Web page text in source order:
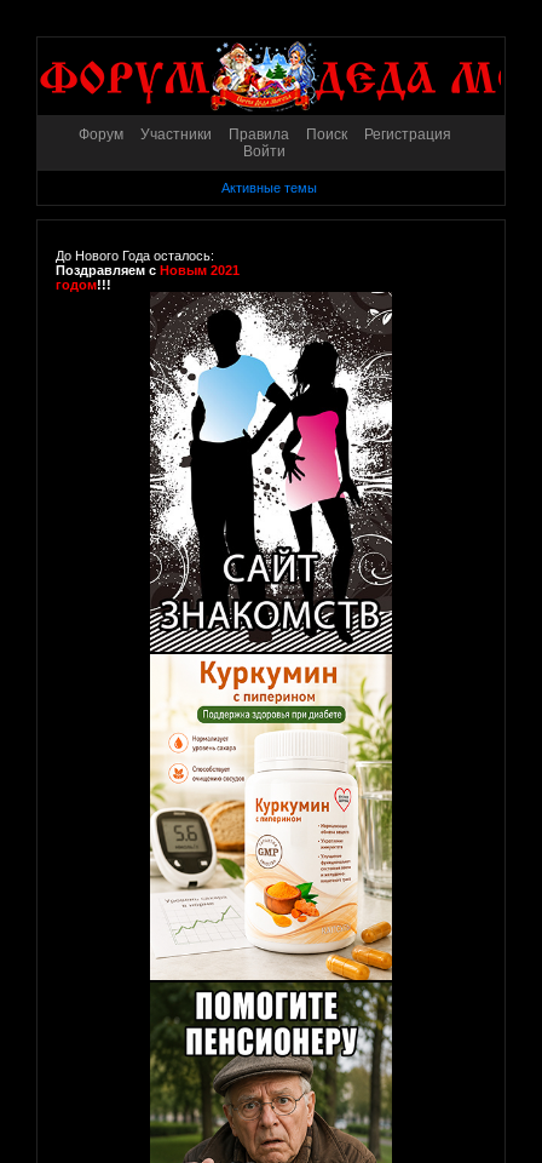
Форум Участники Правила Поиск
Регистрация
Войти
Активные темы
До Нового Года осталось:
Поздравляем с Новым 2021
годом!!!